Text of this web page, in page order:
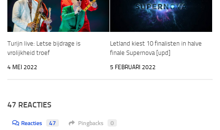
Turijn live: Letse bijdrage is
vrolijkheid troef
4 MEI 2022
Letland kiest 10 finalisten in halve
finale Supernova [upd]
5 FEBRUARI 2022
47 REACTIES
Reacties 47 Pingbacks 0